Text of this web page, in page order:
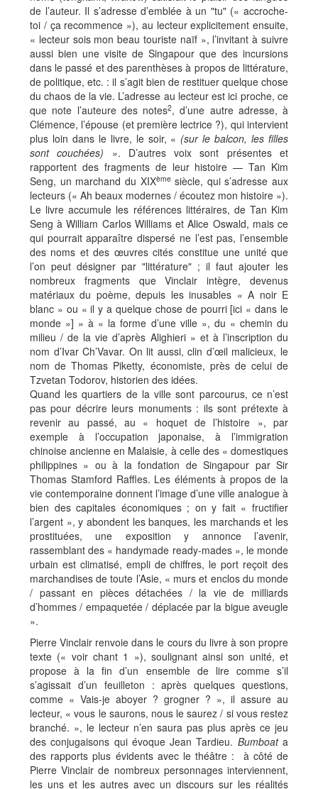
de l’auteur. Il s’adresse d’emblée à un "tu" (« accroche-
toi / ça recommence »), au lecteur explicitement ensuite,
« lecteur sois mon beau touriste naïf », l’invitant à suivre
aussi bien une visite de Singapour que des incursions
dans le passé et des parenthèses à propos de littérature,
de politique, etc. : il s’agit bien de restituer quelque chose
du chaos de la vie. L’adresse au lecteur est ici proche, ce
que note l’auteure des notes2, d’une autre adresse, à
Clémence, l’épouse (et première lectrice ?), qui intervient
plus loin dans le livre, le soir, « (sur le balcon, les filles
sont couchées) ». D’autres voix sont présentes et
rapportent des fragments de leur histoire — Tan Kim
Seng, un marchand du XIXèmesiècle, qui s’adresse aux
lecteurs (« Ah beaux modernes / écoutez mon histoire »).
Le livre accumule les références littéraires, de Tan Kim
Seng à William Carlos Williams et Alice Oswald, mais ce
qui pourrait apparaître dispersé ne l’est pas, l’ensemble
des noms et des œuvres cités constitue une unité que
l’on peut désigner par "littérature" ; il faut ajouter les
nombreux fragments que Vinclair intègre, devenus
matériaux du poème, depuis les inusables « A noir E
blanc » ou « il y a quelque chose de pourri [ici « dans le
monde »] » à « la forme d’une ville », du « chemin du
milieu / de la vie d’après Alighieri » et à l’inscription du
nom d’Ivar Ch’Vavar. On lit aussi, clin d’œil malicieux, le
nom de Thomas Piketty, économiste, près de celui de
Tzvetan Todorov, historien des idées.
Quand les quartiers de la ville sont parcourus, ce n’est
pas pour décrire leurs monuments : ils sont prétexte à
revenir au passé, au « hoquet de l’histoire », par
exemple à l’occupation japonaise, à l’immigration
chinoise ancienne en Malaisie, à celle des « domestiques
philippines » ou à la fondation de Singapour par Sir
Thomas Stamford Raffles. Les éléments à propos de la
vie contemporaine donnent l’image d’une ville analogue à
bien des capitales économiques ; on y fait « fructifier
l’argent », y abondent les banques, les marchands et les
prostituées, une exposition y annonce l’avenir,
rassemblant des « handymade ready-mades », le monde
urbain est climatisé, empli de chiffres, le port reçoit des
marchandises de toute l’Asie, « murs et enclos du monde
/ passant en pièces détachées / la vie de milliards
d’hommes / empaquetée / déplacée par la bigue aveugle
».
Pierre Vinclair renvoie dans le cours du livre à son propre
texte (« voir chant 1 »), soulignant ainsi son unité, et
propose à la fin d’un ensemble de lire comme s’il
s’agissait d’un feuilleton : après quelques questions,
comme « Vais-je aboyer ? grogner ? », il assure au
lecteur, « vous le saurons, nous le saurez / si vous restez
branché. », le lecteur n’en saura pas plus après ce jeu
des conjugaisons qui évoque Jean Tardieu. Bumboata
des rapports plus évidents avec le théâtre : à côté de
Pierre Vinclair de nombreux personnages interviennent,
les uns et les autres avec un discours sur les réalités